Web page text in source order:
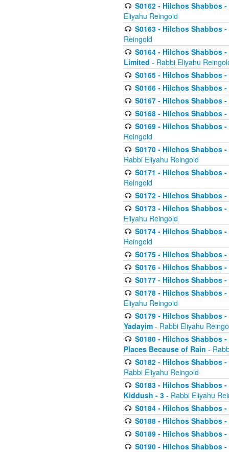
S0162 - Hilchos Shabbos
Eliyahu Reingold
S0163 - Hilchos Shabbos
Reingold
S0164 - Hilchos Shabbos
Limited - Rabbi Eliyahu
S0165 - Hilchos Shabbos
S0166 - Hilchos Shabbos
S0167 - Hilchos Shabbos
S0168 - Hilchos Shabbos
S0169 - Hilchos Shabbos
Reingold
S0170 - Hilchos Shabbos
Rabbi Eliyahu Reingold
S0171 - Hilchos Shabbos
Reingold
S0172 - Hilchos Shabbos
S0173 - Hilchos Shabbos
Eliyahu Reingold
S0174 - Hilchos Shabbos
Reingold
S0175 - Hilchos Shabbos
S0176 - Hilchos Shabbos
S0177 - Hilchos Shabbos
S0178 - Hilchos Shabbos
Eliyahu Reingold
S0179 - Hilchos Shabbos
Yadayim - Rabbi Eliyahu
S0180 - Hilchos Shabbos
Places Because of Rain -
S0182 - Hilchos Shabbos
Rabbi Eliyahu Reingold
S0183 - Hilchos Shabbos
Kiddush - 3 - Rabbi Eliyahu
S0184 - Hilchos Shabbos
S0188 - Hilchos Shabbos
S0189 - Hilchos Shabbos
S0190 - Hilchos Shabbos